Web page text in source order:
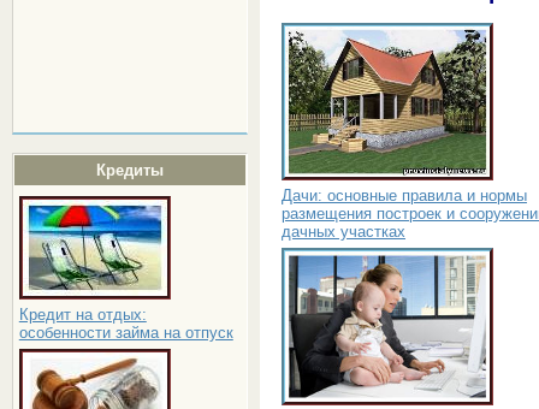
Кредиты
Кредит на отдых:
особенности займа на отпуск
Дачи: основные правила и нормы
размещения построек и
дачных участках